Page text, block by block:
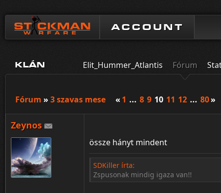
ACCOUNT
KLÁN Elit_Hummer_Atlantis Fórum
Fórum » 3 szavas mese « 1 ... 8 9 10 11 12 ... 80»
Zeynos
össze hányt mindent
SDKiller írta:
Zspusonak mindig igaza van!!